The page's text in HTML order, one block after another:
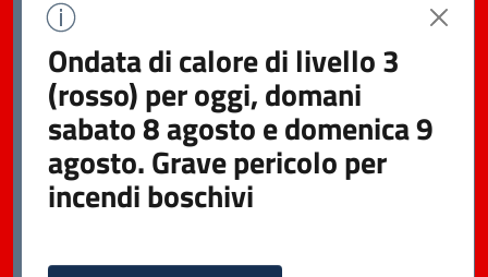
Ondata di calore di livello 3
(rosso) per oggi, domani
sabato 8 agosto e domenica 9
agosto. Grave pericolo per
incendi boschivi